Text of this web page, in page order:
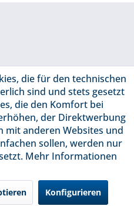
die für den technischen
sind und stets gesetzt
die den Komfort bei
der Direktwerbung
anderen Websites und
sollen, werden nur
Mehr Informationen
Konfigurieren